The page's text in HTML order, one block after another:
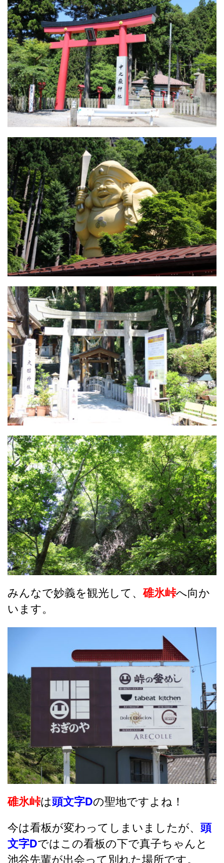
みんなで妙義を観光して、碓氷峠へ向か
います。
碓氷峠は頭文字Dの聖地ですよね！
今は看板が変わってしまいましたが、 頭
文字Dではこの看板の下で真子ちゃんと
池谷先輩が出会って別れた場所です。